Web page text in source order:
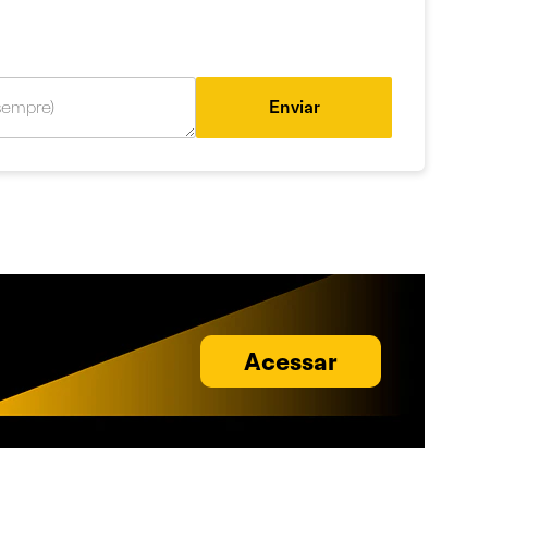
Enviar
Acessar